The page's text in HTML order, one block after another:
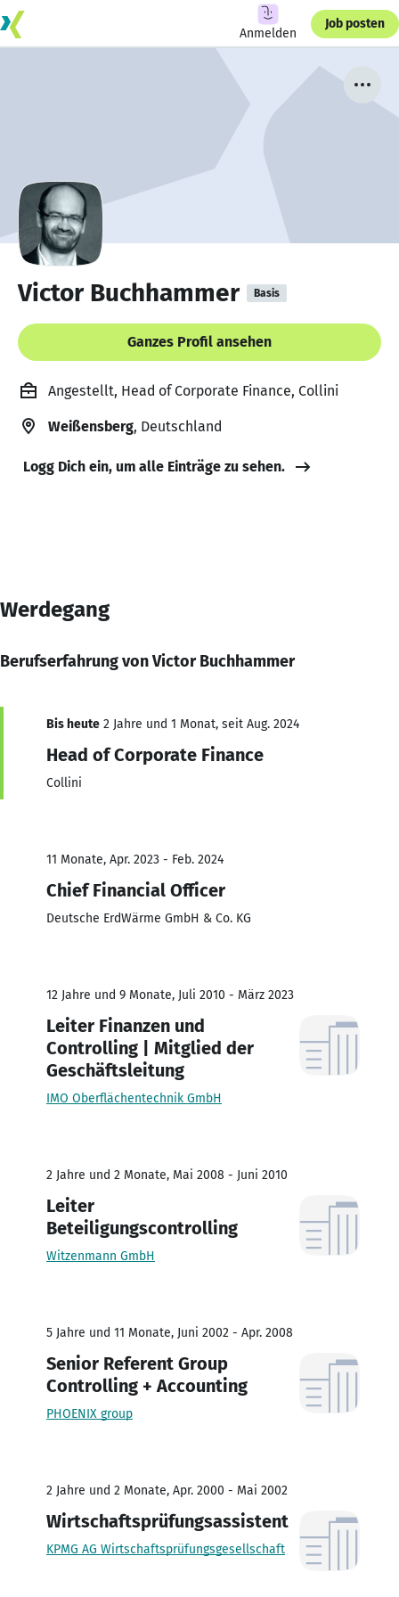
Anmelden
Job posten
Victor Buchhammer Basis
Ganzes Profil ansehen
Angestellt, Head of Corporate Finance, Collini
Weißensberg, Deutschland
Logg Dich ein, um alle Einträge zu sehen.
Werdegang
Berufserfahrung von Victor Buchhammer
Bis heute 2 Jahre und 1 Monat, seit Aug. 2024
Head of Corporate Finance
Collini
11 Monate, Apr. 2023 - Feb. 2024
Chief Financial Officer
Deutsche ErdWärme GmbH & Co. KG
12 Jahre und 9 Monate, Juli 2010 - März 2023
Leiter Finanzen und
Controlling | Mitglied der
Geschäftsleitung
IMO Oberflächentechnik GmbH
2 Jahre und 2 Monate, Mai 2008 - Juni 2010
Leiter
Beteiligungscontrolling
Witzenmann GmbH
5 Jahre und 11 Monate, Juni 2002 - Apr. 2008
Senior Referent Group
Controlling + Accounting
PHOENIX group
2 Jahre und 2 Monate, Apr. 2000 - Mai 2002
Wirtschaftsprüfungsassistent
KPMG AG Wirtschaftsprüfungsgesellschaft